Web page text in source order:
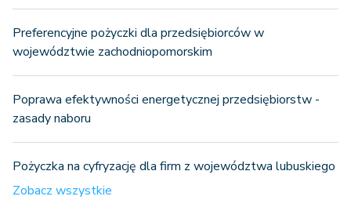
Preferencyjne pożyczki dla przedsiębiorców w
województwie zachodniopomorskim
Poprawa efektywności energetycznej przedsiębiorstw -
zasady naboru
Pożyczka na cyfryzację dla firm z województwa lubuskiego
Zobacz wszystkie